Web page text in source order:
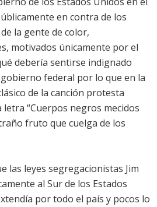
en contra de los
la gente de color,
motivados únicamente por el
debería sentirse indignado
federal por lo que en la
de la canción protesta
“Cuerpos negros mecidos
fruto que cuelga de los
las leyes segregacionistas Jim
al Sur de los Estados
por todo el país y pocos lo